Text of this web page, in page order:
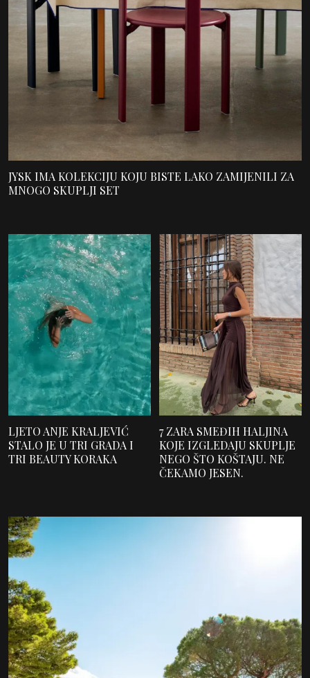
JYSK IMA KOLEKCIJU KOJU BISTE LAKO ZAMIJENILI ZA
MNOGO SKUPLJI SET
LJETO ANJE KRALJEVIĆ
STALO JE U TRI GRADA I
TRI BEAUTY KORAKA
7 ZARA SMEĐIH HALJINA
KOJE IZGLEDAJU SKUPLJE
NEGO ŠTO KOŠTAJU. NE
ČEKAMO JESEN.